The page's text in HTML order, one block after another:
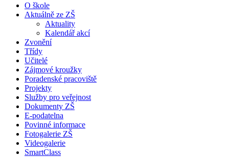
O škole
Aktuálně ze ZŠ
Aktuality
Kalendář akcí
Zvonění
Třídy
Učitelé
Zájmové kroužky
Poradenské pracoviště
Projekty
Služby pro veřejnost
Dokumenty ZŠ
E-podatelna
Povinné informace
Fotogalerie ZŠ
Videogalerie
SmartClass